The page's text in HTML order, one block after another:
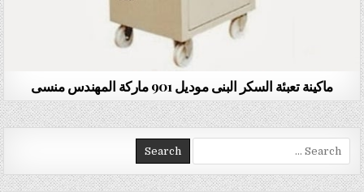
ماكينة تعبئة السكر البنى موديل 901 ماركة المهندس منسى
Search for: